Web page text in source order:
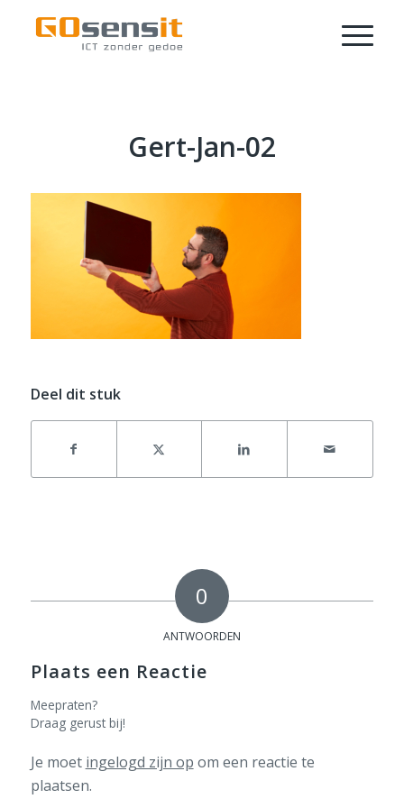
Gert-Jan-02
Deel dit stuk
0
ANTWOORDEN
Plaats een Reactie
Meepraten?
Draag gerust bij!
Je moet ingelogd zijn op om een reactie te
plaatsen.